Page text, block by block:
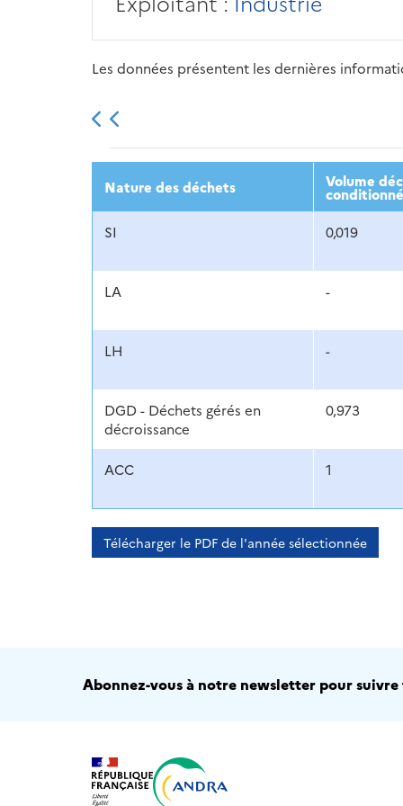
Les données présentent les dernières
2013 2014 2015
Nature des déchets Volume
SI 0,019
LA -
LH -
DGD - Déchets gérés en
décroissance
0,973
ACC 1
Télécharger le PDF de l'année sélectionnée
Abonnez-vous à notre newsletter pour suivre